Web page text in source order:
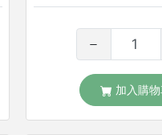
加入購